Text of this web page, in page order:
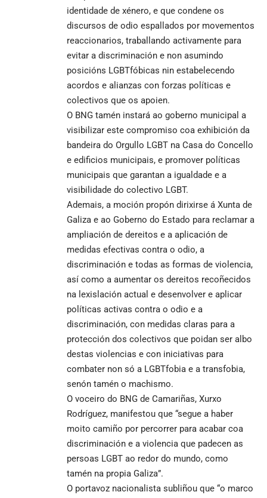
identidade de xénero, e que condene os
discursos de odio espallados por movementos
reaccionarios, traballando activamente para
evitar a discriminación e non asumindo
posicións LGBTfóbicas nin estabelecendo
acordos e alianzas con forzas políticas e
colectivos que os apoien.
O BNG tamén instará ao goberno municipal a
visibilizar este compromiso coa exhibición da
bandeira do Orgullo LGBT na Casa do Concello
e edificios municipais, e promover políticas
municipais que garantan a igualdade e a
visibilidade do colectivo LGBT.
Ademais, a moción propón dirixirse á Xunta de
Galiza e ao Goberno do Estado para reclamar a
ampliación de dereitos e a aplicación de
medidas efectivas contra o odio, a
discriminación e todas as formas de violencia,
así como a aumentar os dereitos recoñecidos
na lexislación actual e desenvolver e aplicar
políticas activas contra o odio e a
discriminación, con medidas claras para a
protección dos colectivos que poidan ser albo
destas violencias e con iniciativas para
combater non só a LGBTfobia e a transfobia,
senón tamén o machismo.
O voceiro do BNG de Camariñas, Xurxo
Rodríguez, manifestou que “segue a haber
moito camiño por percorrer para acabar coa
discriminación e a violencia que padecen as
persoas LGBT ao redor do mundo, como
tamén na propia Galiza”.
O portavoz nacionalista subliñou que “o marco